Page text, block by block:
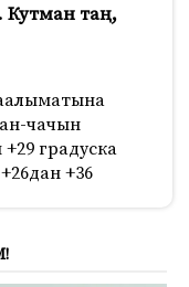
Кутман таң,
чачын
градуска
+36